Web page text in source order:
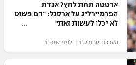
ארטטה תחת לחץ? אגדת
הפרמיירליג על ארסנל: "הם פשוט
לא יכלו לעשות זאת"
מערכת ספורט 1 | לפני שנה 1